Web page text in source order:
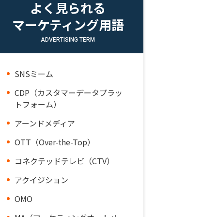
よく見られる
マーケティング用語
ADVERTISING TERM
SNSミーム
CDP（カスタマーデータプラッ
トフォーム）
アーンドメディア
OTT（Over-the-Top）
コネクテッドテレビ（CTV）
アクイジション
OMO